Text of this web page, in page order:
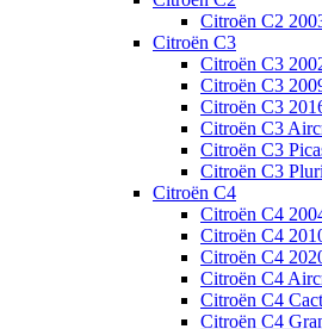
Citroën C2
Citroën C3
Citroën C3
Citroën C3
Citroën C3
Citroën C3
Citroën C3
Citroën C3
Citroën C4
Citroën C4
Citroën C4
Citroën C4
Citroën C4
Citroën C4
Citroën C4